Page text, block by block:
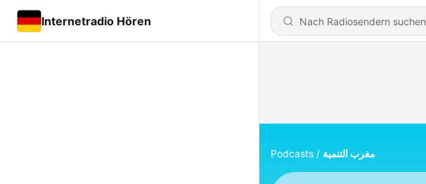
Internetradio Hören
Podcasts مغرب التنمية